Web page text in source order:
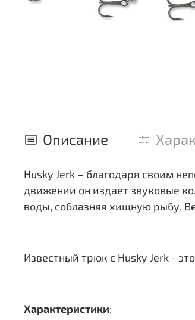
Описание
Husky Jerk – благодаря своим
движении он издает звуковые
воды, соблазняя хищную рыбу.
Известный трюк с Husky Jerk -
Характеристики: